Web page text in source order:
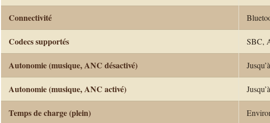
Connectivité
Codecs supportés SBC,
Autonomie (musique, ANC désactivé)
Autonomie (musique, ANC activé)
Temps de charge (plein)